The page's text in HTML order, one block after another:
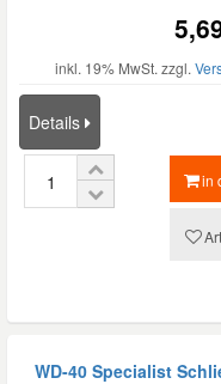
inkl. 19% MwSt. zzgl.
Details
in
WD-40 Specialist